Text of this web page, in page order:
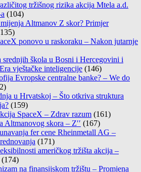
tržišnog rizika akcija Mtela a.d.
(104)
Altmanov Z skor? Primjer
ponovo u raskoraku – Nakon jutarnje
srednjih škola u Bosni i Hercegovini i
vještačke inteligencije (146)
Evropske centralne banke? – We do
u Hrvatskoj – Što otkriva struktura
(159)
SpaceX – Zdrav razum (161)
skora – Z′′ (167)
fer cene Rheinmetall AG –
(171)
američkog tržišta akcija –
(174)
na finansijskom tržištu – Promjena